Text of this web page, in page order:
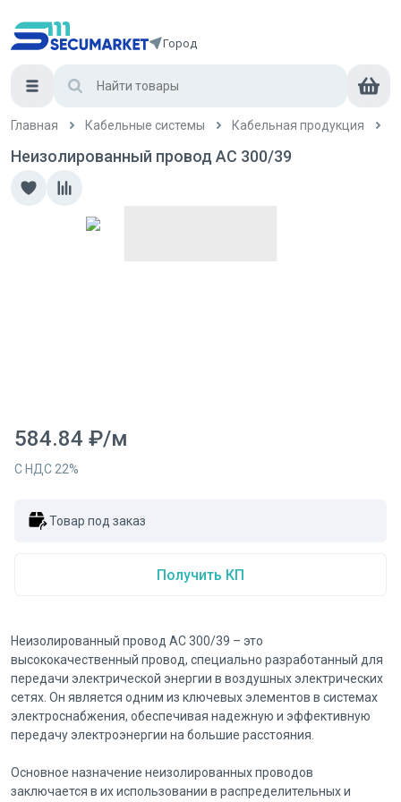
Город
Главная Кабельные системы Кабельная продукция
Неизолированный провод АС 300/39
584.84 ₽/м
С НДС 22%
Товар под заказ
Получить КП
Неизолированный провод АС 300/39 – это
высококачественный провод, специально разработанный для
передачи электрической энергии в воздушных электрических
сетях. Он является одним из ключевых элементов в системах
электроснабжения, обеспечивая надежную и эффективную
передачу электроэнергии на большие расстояния.
Основное назначение неизолированных проводов
заключается в их использовании в распределительных и